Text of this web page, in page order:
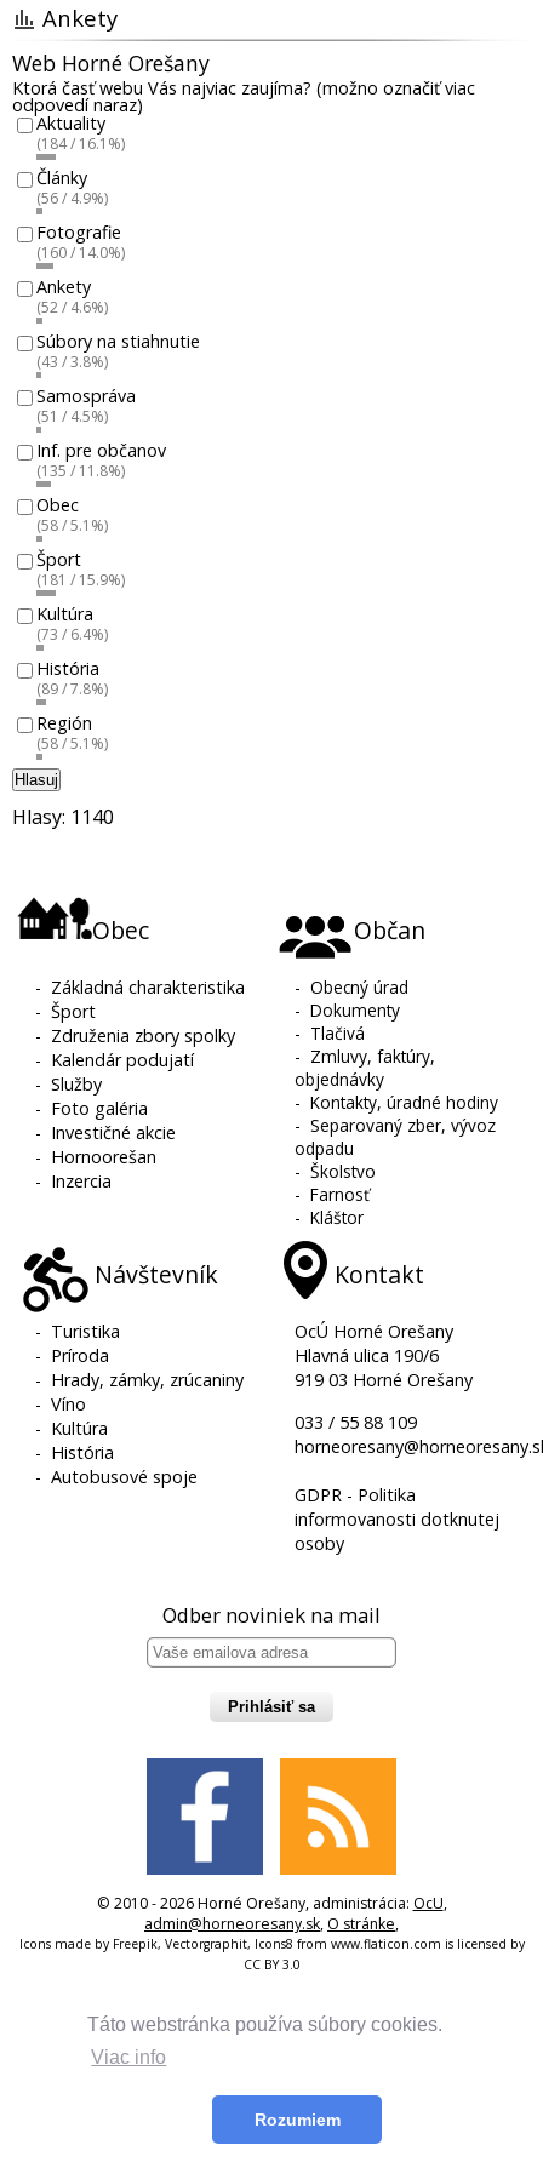
Táto webstránka používa súbory cookies.
Viac info
Rozumiem
Ankety
Web Horné Orešany
Ktorá časť webu Vás najviac zaujíma? (možno označiť viac
odpovedí naraz)
Aktuality
(184 / 16.1%)
Články
(56 / 4.9%)
Fotografie
(160 / 14.0%)
Ankety
(52 / 4.6%)
Súbory na stiahnutie
(43 / 3.8%)
Samospráva
(51 / 4.5%)
Inf. pre občanov
(135 / 11.8%)
Obec
(58 / 5.1%)
Šport
(181 / 15.9%)
Kultúra
(73 / 6.4%)
História
(89 / 7.8%)
Región
(58 / 5.1%)
Hlasuj
Hlasy: 1140
Obec
- Základná charakteristika
-Šport
- Združenia zbory spolky
- Kalendár podujatí
-Služby
- Foto galéria
- Investičné akcie
- Hornoorešan
- Inzercia
Občan
-Obecný úrad
-Dokumenty
- Tlačivá
- Zmluvy, faktúry,
objednávky
-Kontakty, úradné hodiny
-Separovaný zber, vývoz
odpadu
-Školstvo
-Farnosť
-Kláštor
Návštevník
- Turistika
- Príroda
- Hrady, zámky, zrúcaniny
-Víno
- Kultúra
- História
-Autobusové spoje
Kontakt
OcÚ Horné Orešany
Hlavná ulica 190/6
919 03 Horné Orešany
033 / 55 88 109
GDPR - Politika
informovanosti dotknutej
osoby
Odber noviniek na mail
Prihlásiť sa
© 2010 - 2026 Horné Orešany, administrácia: OcU,
admin@horneoresany.sk, O stránke,
Icons made by Freepik, Vectorgraphit, Icons8 from www.flaticon.com is licensed by
CC BY 3.0